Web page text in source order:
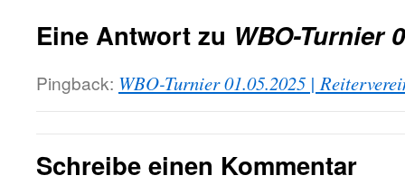
Eine Antwort zu WBO-Turnier
Pingback: WBO-Turnier 01.05.2025 |
Schreibe einen Kommentar